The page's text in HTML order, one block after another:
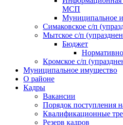
МСП
Муниципальное
Симаковское с/п
Мытское с/п
Бюджет
Кромское с/п
Муниципальное имущество
О районе
Кадры
Вакансии
Порядок поступления
Квалификационные
Резерв кадров